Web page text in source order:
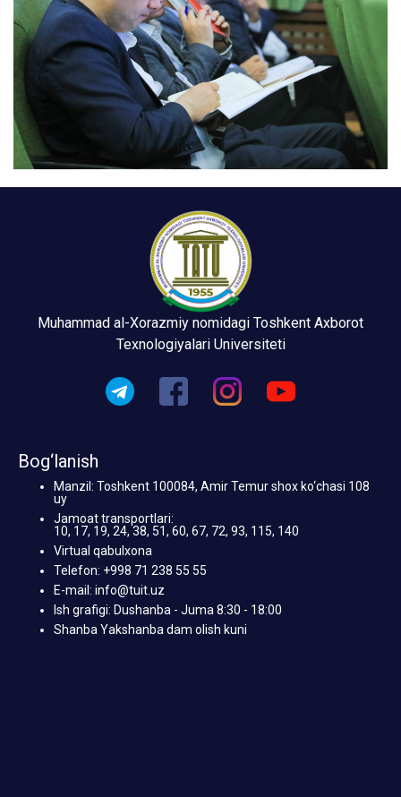
Muhammad al-Xorazmiy nomidagi Toshkent Axborot
Texnologiyalari Universiteti
Bog‘lanish
Manzil: Toshkent 100084, Amir Temur shox ko‘chasi 108
uy
Jamoat transportlari:
10, 17, 19, 24, 38, 51, 60, 67, 72, 93, 115, 140
Virtual qabulxona
Telefon: +998 71 238 55 55
E-mail: info@tuit.uz
Ish grafigi: Dushanba - Juma 8:30 - 18:00
Shanba Yakshanba dam olish kuni